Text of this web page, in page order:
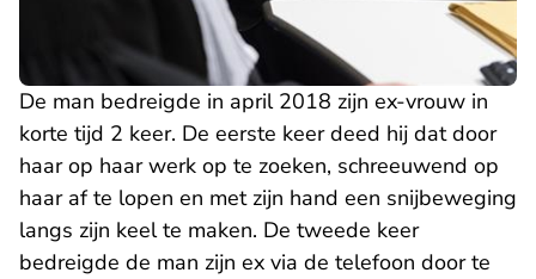
De man bedreigde in april 2018 zijn ex-vrouw in
korte tijd 2 keer. De eerste keer deed hij dat door
haar op haar werk op te zoeken, schreeuwend op
haar af te lopen en met zijn hand een snijbeweging
langs zijn keel te maken. De tweede keer
bedreigde de man zijn ex via de telefoon door te